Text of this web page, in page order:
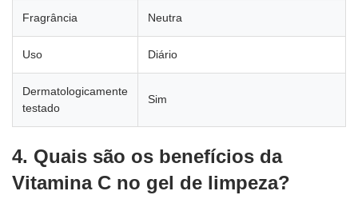
Fragrância Neutra
Uso Diário
Dermatologicamente
testado
Sim
4. Quais são os benefícios da
Vitamina C no gel de limpeza?